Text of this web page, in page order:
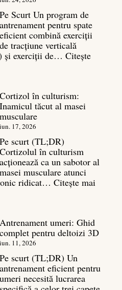
sa
cu
masa
musculară
Pe Scurt Un program de
antrenament pentru spate
eficient combină exerciții
de tracțiune verticală
și exerciții de… Citește
Cortizol în culturism:
Inamicul tăcut al masei
musculare
iun. 17, 2026
Pe scurt (TL;DR)
Cortizolul în culturism
acționează ca un sabotor al
masei musculare atunci
ridicat… Citește mai
Antrenament umeri: Ghid
complet pentru deltoizi 3D
iun. 11, 2026
Pe scurt (TL;DR) Un
antrenament eficient pentru
umeri necesită lucrarea